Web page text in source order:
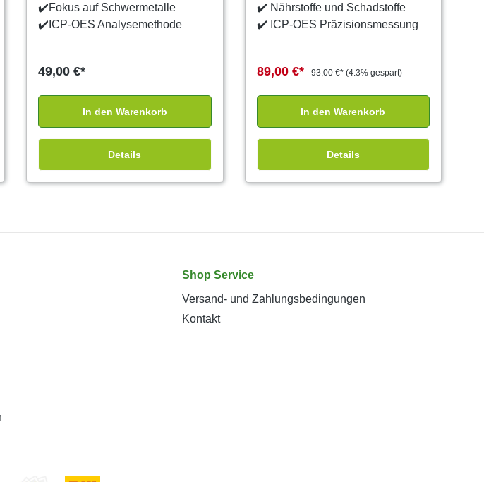
✔️Fokus auf Schwermetalle
✔️ ICP-OES Analysemethode
49,00 €*
In den Warenkorb
Details
✔️ Nährstoffe und Schadstoffe
✔️ ICP-OES Präzisionsmessung
89,00 €* 93,00 €* (4.3% gespart)
In den Warenkorb
Details
Shop Service
Versand- und Zahlungsbedingungen
Kontakt